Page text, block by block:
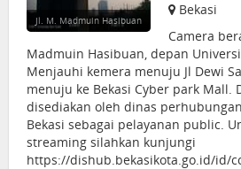
Jl. M. Madmuin Hasibuan
Bekasi
Camera
Madmuin Hasibuan, depan
Menjauhi kemera menuju Jl Dewi
menuju ke Bekasi Cyber park Mall.
disediakan oleh dinas
Bekasi sebagai pelayanan public.
streaming silahkan kunjungi
https://dishub.bekasikota.go.id/id/